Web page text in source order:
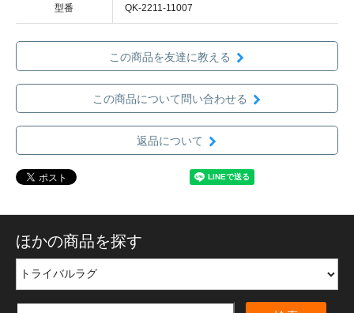
型番 QK-2211-11007
この商品を友達に教える
この商品について問い合わせる
返品について
ほかの商品を探す